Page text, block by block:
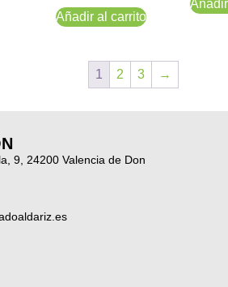
Añadir al carrito
1 2 3 →
9, 24200 Valencia de Don